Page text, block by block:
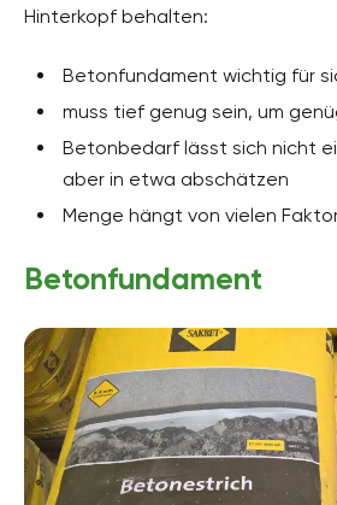
Hinterkopf behalten:
Betonfundament wichtig für
muss tief genug sein, um
Betonbedarf lässt sich nicht
aber in etwa abschätzen
Menge hängt von vielen
Betonfundament